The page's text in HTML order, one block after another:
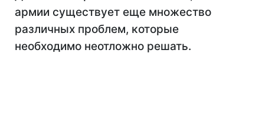
армии существует еще множество
различных проблем, которые
необходимо неотложно решать.